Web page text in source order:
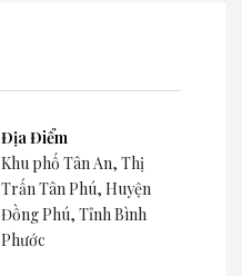
Địa Điểm
Khu phố Tân An, Thị
Trấn Tân Phú, Huyện
Đồng Phú, Tỉnh Bình
Phước